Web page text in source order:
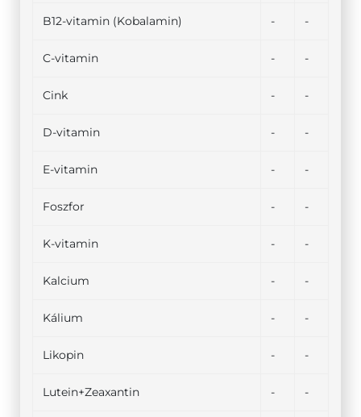
B12-vitamin (Kobalamin) - -
C-vitamin - -
Cink - -
D-vitamin - -
E-vitamin - -
Foszfor - -
K-vitamin - -
Kalcium - -
Kálium - -
Likopin - -
Lutein+Zeaxantin - -